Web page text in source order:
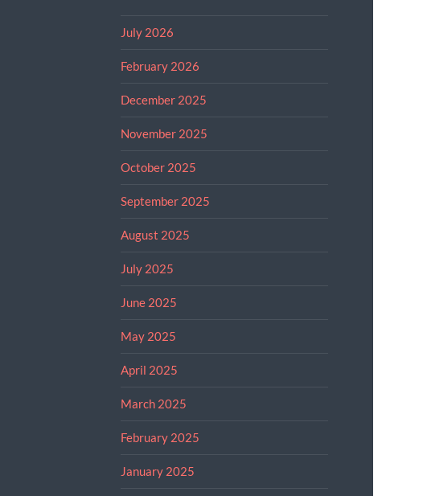
July 2026
February 2026
December 2025
November 2025
October 2025
September 2025
August 2025
July 2025
June 2025
May 2025
April 2025
March 2025
February 2025
January 2025